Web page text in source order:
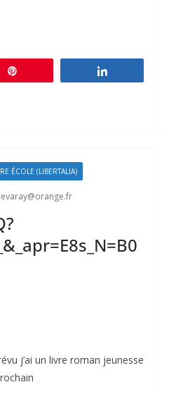
ÉCOLE (LIBERTALIA)
j’ai un livre roman jeunesse